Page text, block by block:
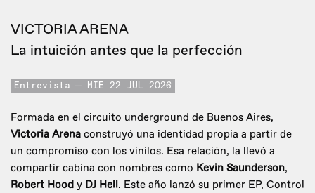
VICTORIA ARENA
La intuición antes que la perfección
Entrevista MIE 22 JUL 2026
Formada en el circuito underground de Buenos Aires,
Victoria Arena construyó una identidad propia a partir de
un compromiso con los vinilos. Esa relación, la llevó a
compartir cabina con nombres como Kevin Saunderson,
Robert Hood y DJ Hell. Este año lanzó su primer EP, Control